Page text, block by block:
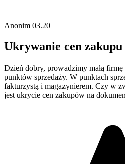
Anonim 03.20
Ukrywanie cen zakupu
Dzień dobry, prowadzimy małą firmę
punktów sprzedaży. W punktach
fakturzystą i magazynierem. Czy w
jest ukrycie cen zakupów na